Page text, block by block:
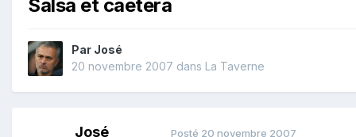
Salsa et caetera
Par José
20 novembre 2007 dans La Taverne
José Posté 20 novembre 2007